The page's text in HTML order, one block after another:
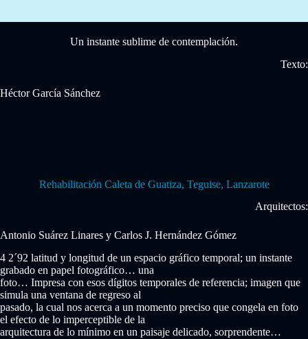
Un instante sublime de contemplación.
Texto:
Héctor García Sánchez
Rehabilitación Caleta de Guatiza, Teguise, Lanzarote
Arquitectos:
Antonio Suárez Linares y Carlos J. Hernández Gómez
4 2´92 latitud y longitud de un espacio gráfico temporal; un instante
grabado en papel fotográfico… una
foto… Impresa con esos dígitos temporales de referencia; imagen que
simula una ventana de regreso al
pasado, la cual nos acerca a un momento preciso que congela en foto
el efecto de lo imperceptible de la
arquitectura de lo mínimo en un paisaje delicado, sorprendente…